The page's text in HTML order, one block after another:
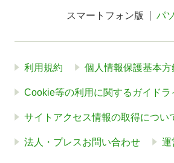
スマートフォン版 パ
利用規約 個人情報保護基本方
Cookie等の利用に関するガイドラ
サイトアクセス情報の取得につい
法人・プレスお問い合わせ 運